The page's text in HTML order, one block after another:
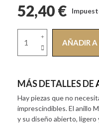
52,40 €
AÑADIR A
MÁS DETALLES DE
Hay piezas que no
imprescindibles. El anillo
y su diseño abierto, ligero